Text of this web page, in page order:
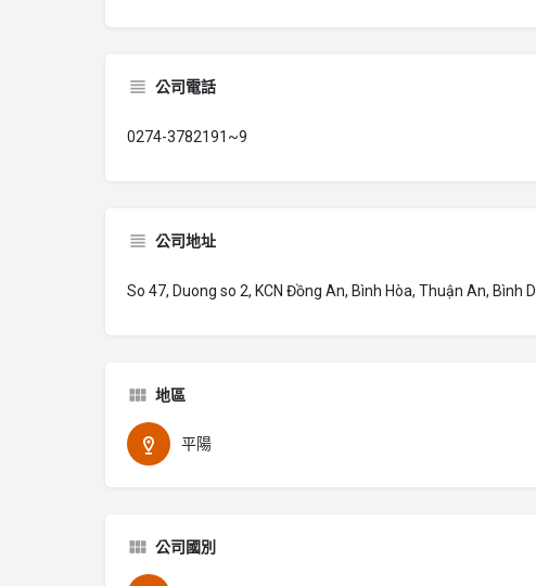
公司電話
0274-3782191~9
公司地址
So 47, Duong so 2, KCN Đồng An, Bình Hòa, Thuận An, Bình
地區
平陽
公司國別